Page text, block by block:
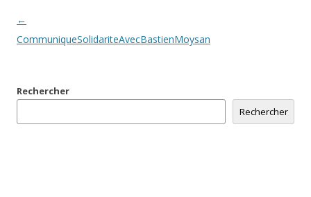
Navigation
des
←
CommuniqueSolidariteAvecBastienMoysan
Rechercher
Rechercher